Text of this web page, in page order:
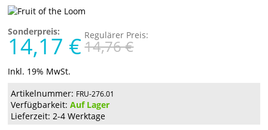
Sonderpreis:
14,17 € Regulärer Preis:
14,76 €
Inkl. 19% MwSt.
Artikelnummer: FRU-276.01
Verfügbarkeit:Auf Lager
Lieferzeit: 2-4 Werktage